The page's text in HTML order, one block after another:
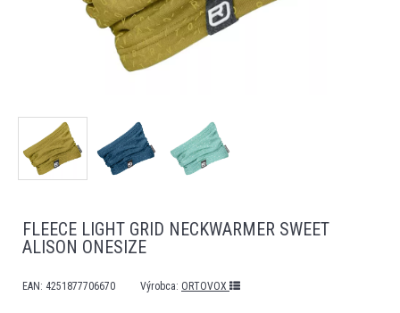
FLEECE LIGHT GRID NECKWARMER SWEET
ALISON ONESIZE
EAN: 4251877706670 Výrobca: ORTOVOX